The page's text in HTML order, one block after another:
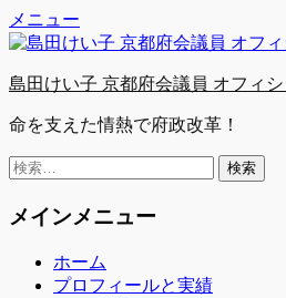
コ
ン
ン
へ
ス
キ
ッ
プ
Facebook
Twitter
YouTube
メニュー
島田けい子 京都府会議員 オフィシ
命を支えた情熱で府政改革！
検
メインメニュー
ホーム
プロフィールと実績